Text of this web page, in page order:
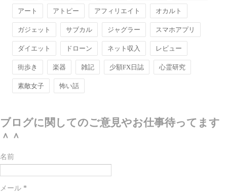
アート アトピー アフィリエイト オカルト
ガジェット サブカル ジャグラー スマホアプリ
ダイエット ドローン ネット収入 レビュー
街歩き 楽器 雑記 少額FX日誌 心霊研究
素敵女子 怖い話
ブログに関してのご意見やお仕事待ってます
＾＾
名前
メール *